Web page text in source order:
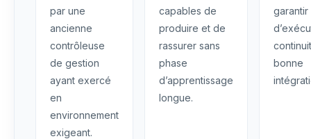
par une
ancienne
contrôleuse
de gestion
ayant exercé
en
environnement
exigeant.
capables de
produire et de
rassurer sans
phase
d’apprentissage
longue.
garantir
bonne